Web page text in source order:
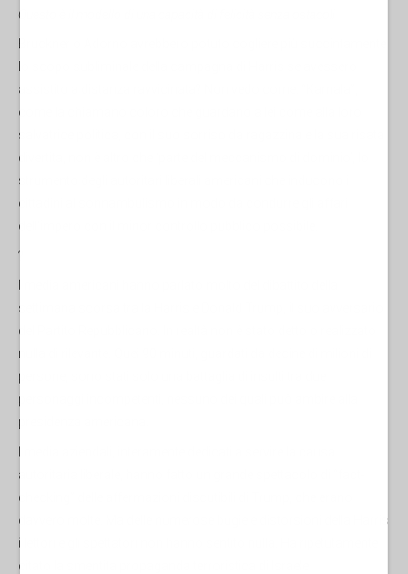
Questo è il modello di una capacità di felicità senza ostacoli....
assistito a distanza ravvicinata? Non vedo come. “Kamala”,
come la chiamano coloro che guardano a lei come alla loro
salvatrice politica, con il suo sorriso da ragazzina e la sua risata
divertita, non è altro che ‘parte del meccanismo di dominio’, lo
strumento degli autoritari liberali americani che inducono i
cittadini al sonnambulismo in modo da condurre gli affari
dell'impero con il minor controllo pubblico possibile.
?
settimana scorsa tra la Harris e Donald Trump, il suo avversario
del Partito Repubblicano. In realtà non è stato detto o realizzato
nulla di rilevante. Quei 90 minuti, guardati da decine di milioni di
persone, sono stati solo una battaglia di insulti tra due
personaggi incompetenti, nessuno dei quali può ambire alla
presidenza americana.
autoritaria liberale, hanno fatto un grande spettacolo di “fact-
checking” delle affermazioni discutibili di Trump, che erano
davvero molte. Ma delle numerose bugie e distorsioni della Harris
i lettori e gli spettatori non hanno sentito nulla. Ha ripetutamente
citato la smentita propaganda terroristica di Israele